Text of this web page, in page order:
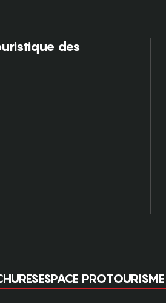
des
ESPACE PRO